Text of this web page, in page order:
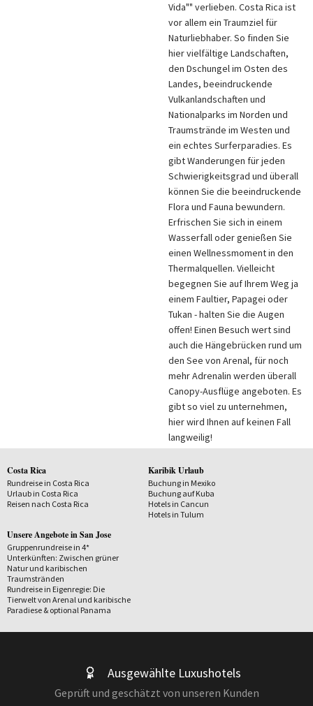
Vida"" verlieben. Costa Rica ist
vor allem ein Traumziel für
Naturliebhaber. So finden Sie
hier vielfältige Landschaften,
den Dschungel im Osten des
Landes, beeindruckende
Vulkanlandschaften und
Nationalparks im Norden und
Traumstrände im Westen und
ein echtes Surferparadies. Es
gibt Wanderungen für jeden
Schwierigkeitsgrad und überall
können Sie die beeindruckende
Flora und Fauna bewundern.
Erfrischen Sie sich in einem
Wasserfall oder genießen Sie
einen Wellnessmoment in den
Thermalquellen. Vielleicht
begegnen Sie auf Ihrem Weg ja
einem Faultier, Papagei oder
Tukan - halten Sie die Augen
offen! Einen Besuch wert sind
auch die Hängebrücken rund um
den See von Arenal, für noch
mehr Adrenalin werden überall
Canopy-Ausflüge angeboten. Es
gibt so viel zu unternehmen,
hier wird Ihnen auf keinen Fall
langweilig!
Costa Rica
Rundreise in Costa Rica
Urlaub in Costa Rica
Reisen nach Costa Rica
Karibik Urlaub
Buchung in Mexiko
Buchung auf Kuba
Hotels in Cancun
Hotels in Tulum
Unsere Angebote in San Jose
Gruppenrundreise in 4*
Unterkünften: Zwischen grüner
Natur und karibischen
Traumstränden
Rundreise in Eigenregie: Die
Tierwelt von Arenal und karibische
Paradiese & optional Panama
Ausgewählte Luxushotels
Geprüft und geschätzt von unseren Kunden